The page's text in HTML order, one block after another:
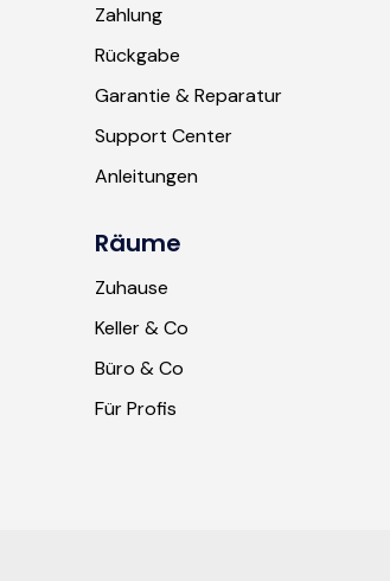
Zahlung
Rückgabe
Garantie & Reparatur
Support Center
Anleitungen
Räume
Zuhause
Keller & Co
Büro & Co
Für Profis